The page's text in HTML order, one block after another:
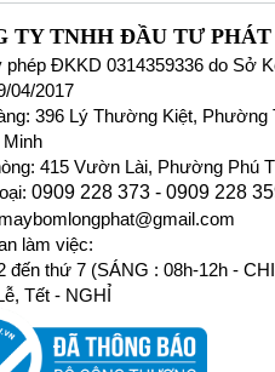
TY TNHH ĐẦU TƯ
phép ĐKKD 0314359336 do Sở
04/2017
396 Lý Thường Kiệt, Phường
415 Vườn Lài, Phường Phú
0909 228 373 - 0909 228
làm việc:
đến thứ 7 (SÁNG : 08h-12h -
Tết - NGHỈ